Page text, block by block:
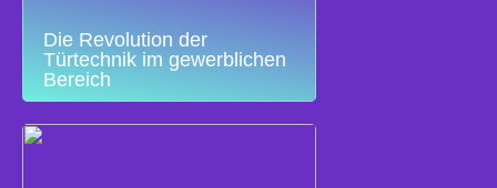
Die Revolution der
Türtechnik im gewerblichen
Bereich